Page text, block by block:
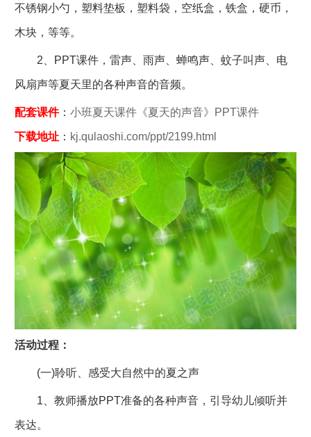
不锈钢小勺，塑料垫板，塑料袋，空纸盒，铁盒，硬币，
木块，等等。
2、PPT课件，雷声、雨声、蝉鸣声、蚊子叫声、电
风扇声等夏天里的各种声音的音频。
配套课件： 小班夏天课件《夏天的声音》PPT课件
下载地址： kj.qulaoshi.com/ppt/2199.html
活动过程：
(一)聆听、感受大自然中的夏之声
1、教师播放PPT准备的各种声音，引导幼儿倾听并
表达。